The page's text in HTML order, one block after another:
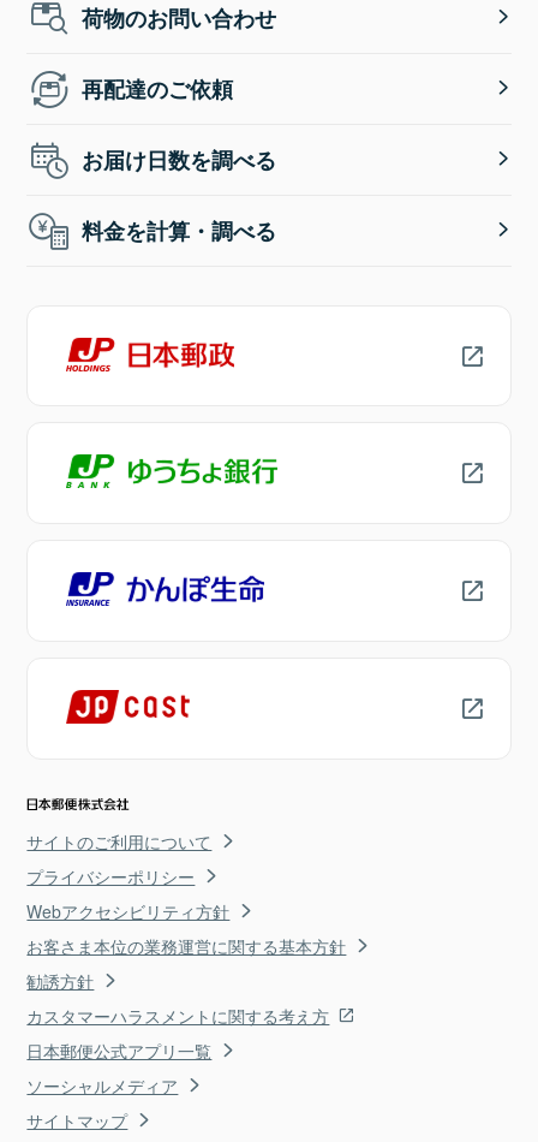
荷物のお問い合わせ
再配達のご依頼
お届け日数を調べる
料金を計算・調べる
サイトのご利用について
プライバシーポリシー
Webアクセシビリティ方針
お客さま本位の業務運営に関する基本方針
勧誘方針
カスタマーハラスメントに関する考え方
日本郵便公式アプリ一覧
ソーシャルメディア
サイトマップ